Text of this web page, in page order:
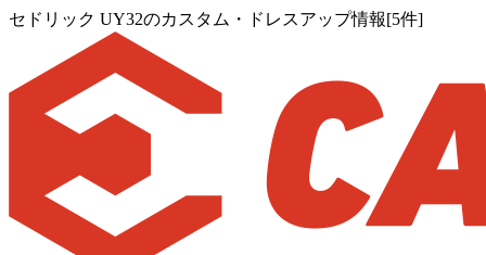
セドリック UY32のカスタム・ドレスアップ情報[5件]